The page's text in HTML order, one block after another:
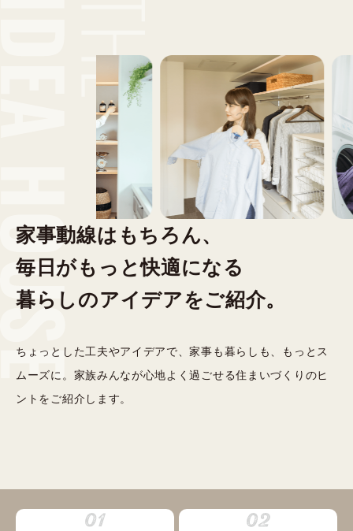
家事動線はもちろん、
毎日がもっと快適になる
暮らしのアイデアをご紹介。
ちょっとした工夫やアイデアで、家事も暮らしも、もっとス
ムーズに。家族みんなが心地よく過ごせる住まいづくりのヒ
ントをご紹介します。